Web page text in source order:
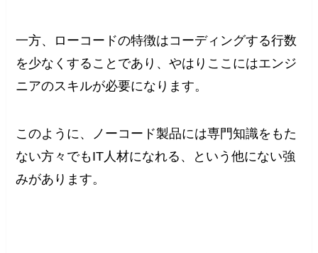
一方、ローコードの特徴はコーディングする行数
を少なくすることであり、やはりここにはエンジ
ニアのスキルが必要になります。
このように、ノーコード製品には専門知識をもた
ない方々でもIT人材になれる、という他にない強
みがあります。